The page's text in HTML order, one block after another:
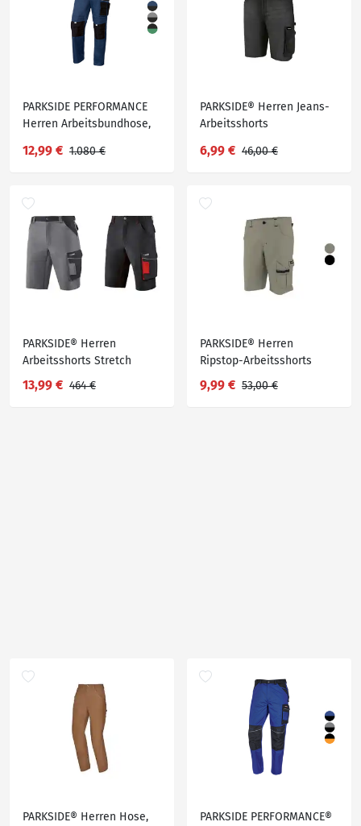
PARKSIDE PERFORMANCE
Herren Arbeitsbundhose,
Material, mit Baumwolle
12,99 € 1.080 €
PARKSIDE® Herren Jeans-
Arbeitsshorts
6,99 € 46,00 €
PARKSIDE® Herren
Arbeitsshorts Stretch
13,99 € 464 €
PARKSIDE® Herren
Ripstop-Arbeitsshorts
9,99 € 53,00 €
PARKSIDE® Herren Hose,
PARKSIDE PERFORMANCE®